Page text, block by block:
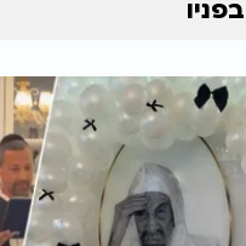
בפניו